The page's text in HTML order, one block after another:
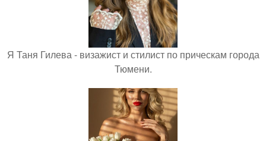
Я Таня Гилева - визажист и стилист по прическам города
Тюмени.